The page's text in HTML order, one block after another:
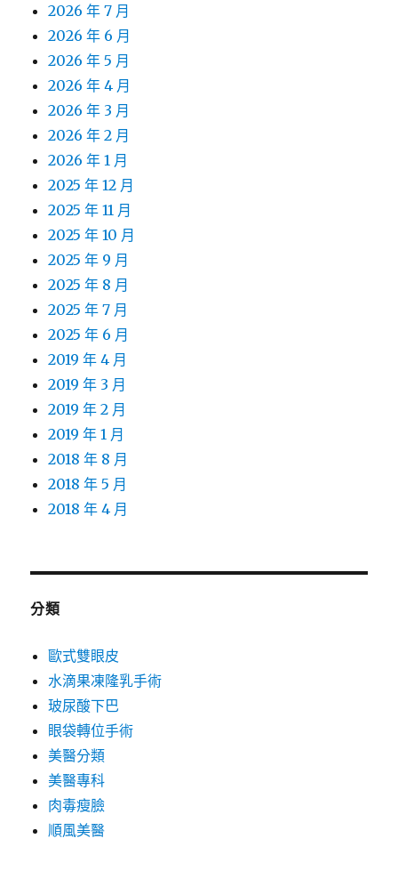
2026 年 7 月
2026 年 6 月
2026 年 5 月
2026 年 4 月
2026 年 3 月
2026 年 2 月
2026 年 1 月
2025 年 12 月
2025 年 11 月
2025 年 10 月
2025 年 9 月
2025 年 8 月
2025 年 7 月
2025 年 6 月
2019 年 4 月
2019 年 3 月
2019 年 2 月
2019 年 1 月
2018 年 8 月
2018 年 5 月
2018 年 4 月
分類
歐式雙眼皮
水滴果凍隆乳手術
玻尿酸下巴
眼袋轉位手術
美醫分類
美醫專科
肉毒瘦臉
順風美醫